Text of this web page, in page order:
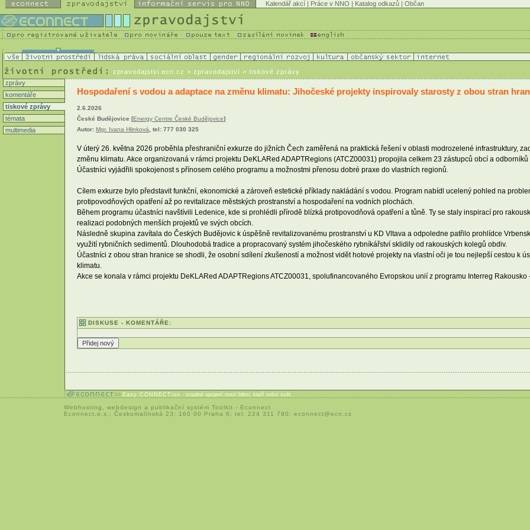
Kalendář akcí | Práce v NNO | Katalog odkazů | Občan
zpravodajstvi.ecn.cz > zpravodajství > tiskové zprávy
zprávy
komentáře
tiskové zprávy
témata
multimedia
Hospodaření s vodou a adaptace na změnu klimatu: Jihočeské projekty inspirovaly starosty z obou stran
2.6.2026
České Budějovice [Energy Centre České Budějovice]
Autor: Mgr. Ivana Hlinková, tel: 777 030 325
V úterý 26. května 2026 proběhla přeshraniční exkurze do jižních Čech zaměřená na praktická řešení v oblasti modrozelené infrastruktury,
změnu klimatu. Akce organizovaná v rámci projektu DeKLARed ADAPTRegions (ATCZ00031) propojila celkem 23 zástupců obcí a
Účastníci vyjádřili spokojenost s přínosem celého programu a možnostmi přenosu dobré praxe do vlastních regionů.
Cílem exkurze bylo představit funkční, ekonomické a zároveň estetické příklady nakládání s vodou. Program nabídl ucelený pohled na
protipovodňových opatření až po revitalizace městských prostranství a hospodaření na vodních plochách.
Během programu účastníci navštívili Ledenice, kde si prohlédli přírodě blízká protipovodňová opatření a tůně. Ty se staly inspirací pro
realizaci podobných menších projektů ve svých obcích.
Následně skupina zavítala do Českých Budějovic k úspěšně revitalizovanému prostranství u KD Vltava a odpoledne patřilo prohlídce
využití rybničních sedimentů. Dlouhodobá tradice a propracovaný systém jihočeského rybníkářství sklidily od rakouských kolegů obdiv.
Účastníci z obou stran hranice se shodli, že osobní sdílení zkušeností a možnost vidět hotové projekty na vlastní oči je tou nejlepší cestou k
klimatu.
Akce se konala v rámci projektu DeKLARed ADAPTRegions ATCZ00031, spolufinancovaného Evropskou unií z programu Interreg Rakousko
DISKUSE - KOMENTÁŘE:
Easy CONNECTion - snadné spojení mezi lidmi, kteří mění svět
Webhosting webdesign a publikační systém Toolkit - Econnect
Econnect,o.s.; Českomalínská 23; 160 00 Praha 6; tel: 224 311 780; econnect@ecn.cz